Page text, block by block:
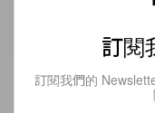
Editor's
訂閱
訂閱我們的